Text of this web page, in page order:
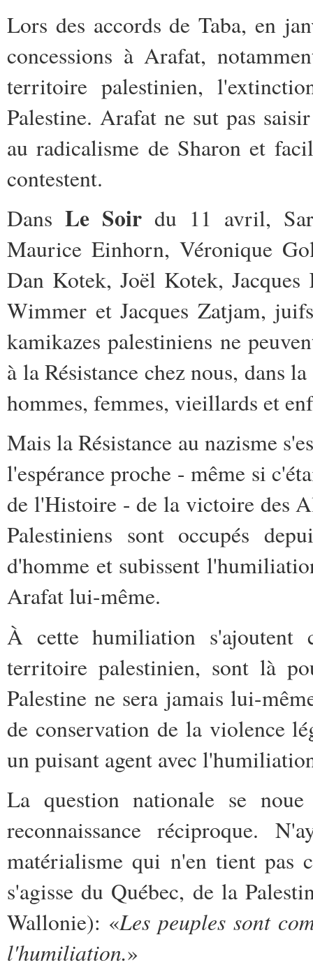
Lors des accords de Taba, en
concessions à Arafat,
territoire palestinien,
Palestine. Arafat ne sut pas
au radicalisme de Sharon et
contestent.
Dans Le Soir du 11 avril,
Maurice Einhorn, Véronique
Dan Kotek, Joël Kotek,
Wimmer et Jacques Zatjam,
kamikazes palestiniens ne
à la Résistance chez nous, dans
hommes, femmes, vieillards et
Mais la Résistance au nazisme
l'espérance proche - même si
de l'Histoire - de la victoire des
Palestiniens sont occupés
d'homme et subissent
Arafat lui-même.
À cette humiliation s'ajoutent
territoire palestinien, sont là
Palestine ne sera jamais lui-
de conservation de la violence
un puisant agent avec
La question nationale se
reconnaissance réciproque.
matérialisme qui n'en tient pas
s'agisse du Québec, de la
Wallonie): «Les peuples sont
l'humiliation.»